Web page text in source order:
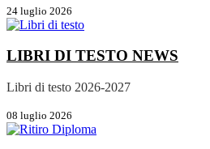
24 luglio 2026
LIBRI DI TESTO NEWS
Libri di testo 2026-2027
08 luglio 2026